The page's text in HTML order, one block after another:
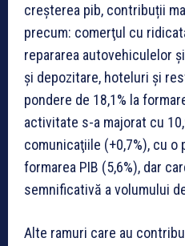
creșterea pib, contribuții
precum: comerţul cu
repararea autovehiculelor
şi depozitare, hoteluri şi
pondere de 18,1% la
activitate s-a majorat cu
comunicaţiile (+0,7%), cu o
formarea PIB (5,6%), dar
semnificativă a volumului
Alte ramuri care au